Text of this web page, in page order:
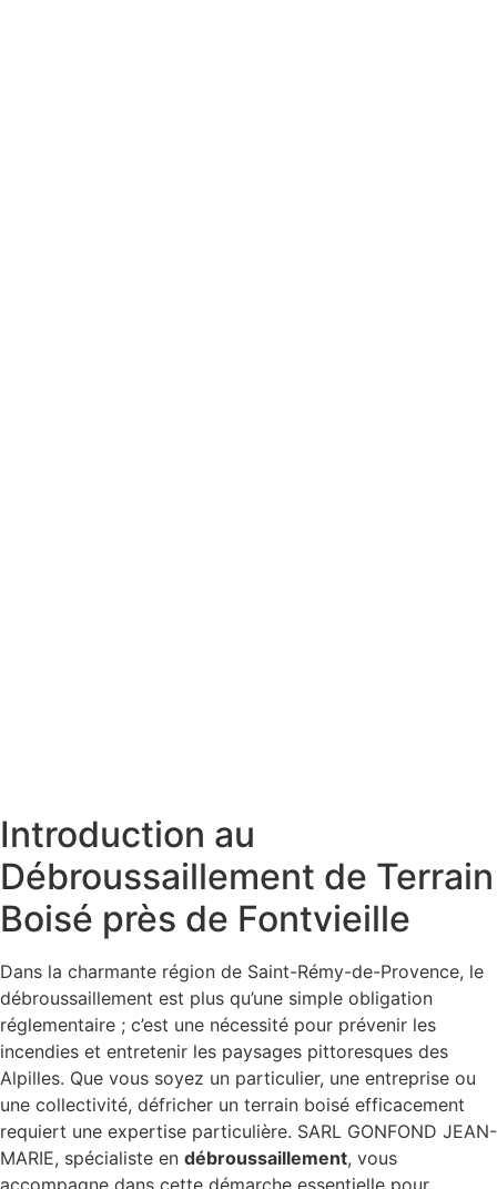
Introduction au
Débroussaillement de Terrain
Boisé près de Fontvieille
Dans la charmante région de Saint-Rémy-de-Provence, le
débroussaillement est plus qu’une simple obligation
réglementaire ; c’est une nécessité pour prévenir les
incendies et entretenir les paysages pittoresques des
Alpilles. Que vous soyez un particulier, une entreprise ou
une collectivité, défricher un terrain boisé efficacement
requiert une expertise particulière. SARL GONFOND JEAN-
MARIE, spécialiste en débroussaillement, vous
accompagne dans cette démarche essentielle pour